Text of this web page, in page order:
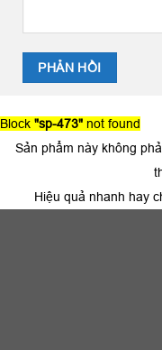
Block "sp-473" not found
Sản phẩm này không
Hiệu quả nhanh hay